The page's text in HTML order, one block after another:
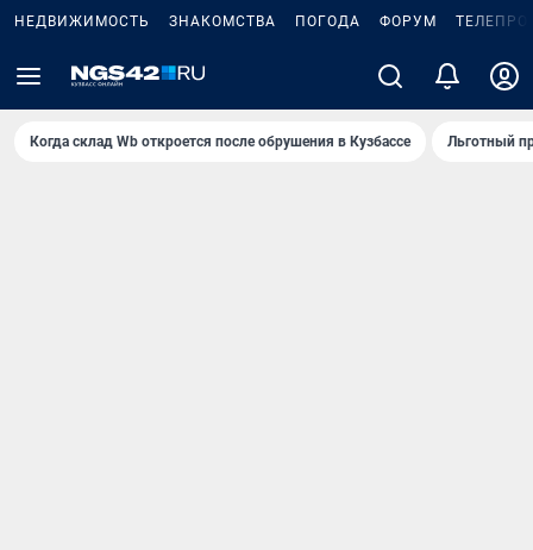
НЕДВИЖИМОСТЬ ЗНАКОМСТВА ПОГОДА ФОРУМ
Когда склад Wb откроется после обрушения в Кузбассе Льготный